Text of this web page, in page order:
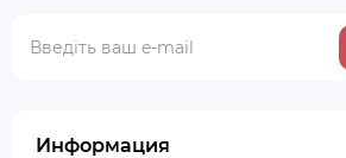
Информация